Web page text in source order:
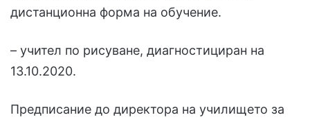
дистанционна форма на обучение.
– учител по рисуване, диагностициран на
13.10.2020.
Предписание до директора на училището за